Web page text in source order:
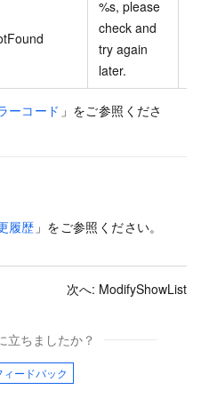
%s, please
check and
try again
later.
ーコード 」をご参照くださ
履歴 」をご参照ください。
次へ: ModifyShowList
立ちましたか？
ィードバック